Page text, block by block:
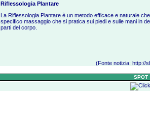
Riflessologia Plantare
La Riflessologia Plantare è un metodo efficace e naturale
specifico massaggio che si pratica sui piedi e sulle mani in
parti del corpo.
(Fonte notizia: http://
SPOT